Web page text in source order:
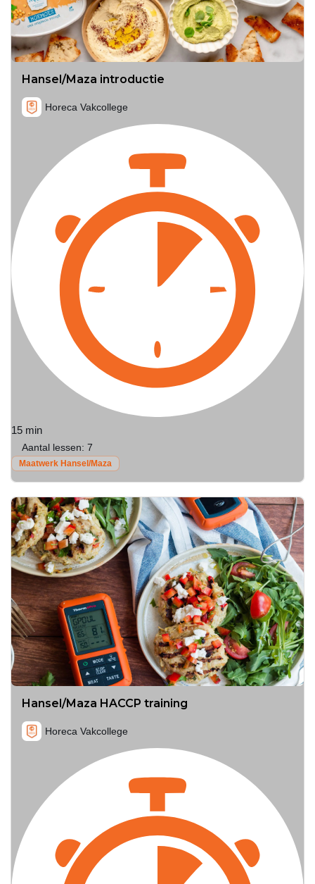
Hansel/Maza introductie
Horeca Vakcollege
15 min
Aantal lessen: 7
Maatwerk Hansel/Maza
Hansel/Maza HACCP training
Horeca Vakcollege